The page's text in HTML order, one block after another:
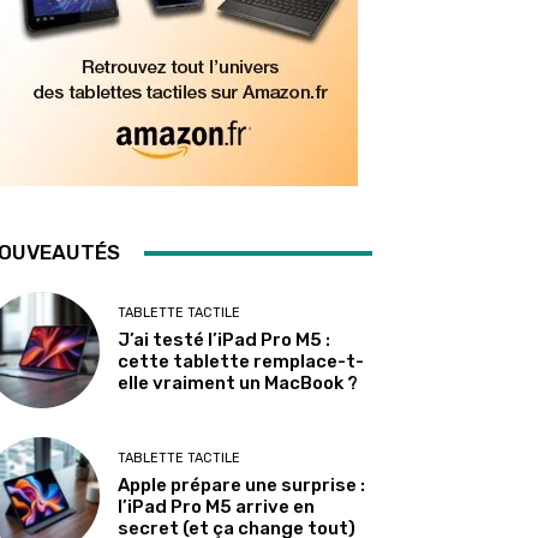
TABLETTE TACTILE
J’ai testé l’iPad Pro M5 :
cette tablette remplace-t-
elle vraiment un MacBook ?
TABLETTE TACTILE
Apple prépare une surprise :
l’iPad Pro M5 arrive en
secret (et ça change tout)